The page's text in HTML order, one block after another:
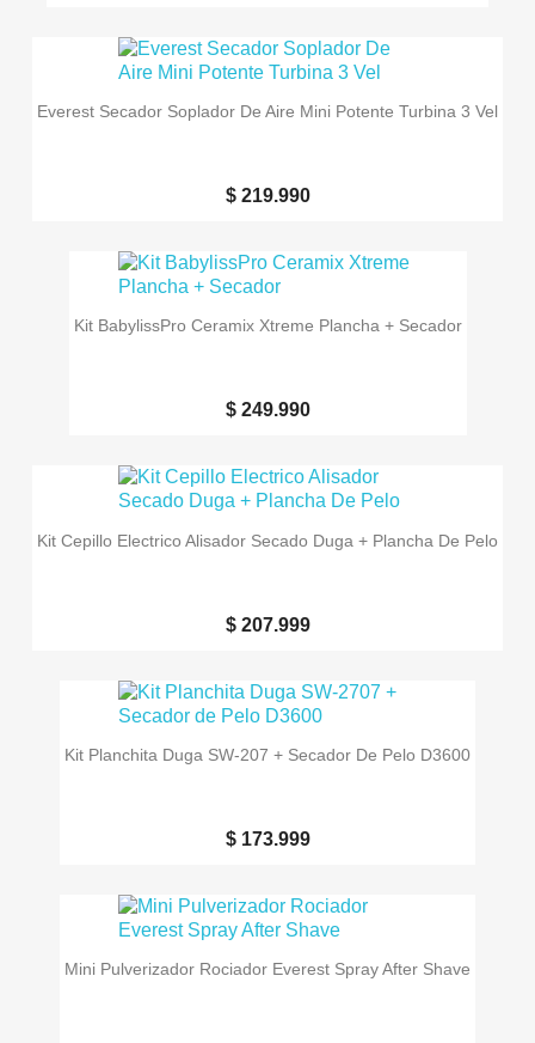
Everest Secador Soplador De Aire Mini Potente Turbina 3 Vel
$ 219.990
Kit BabylissPro Ceramix Xtreme Plancha + Secador
$ 249.990
Kit Cepillo Electrico Alisador Secado Duga + Plancha De Pelo
$ 207.999
Kit Planchita Duga SW-207 + Secador De Pelo D3600
$ 173.999
Mini Pulverizador Rociador Everest Spray After Shave